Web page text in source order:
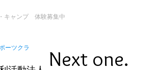
キャンプ 体験募集中
ーツクラ
Next one.